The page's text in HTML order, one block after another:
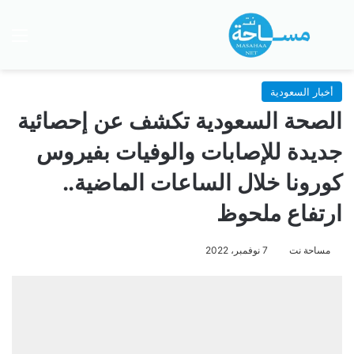
بحث عن
أخبار السعودية
الصحة السعودية تكشف عن إحصائية
جديدة للإصابات والوفيات بفيروس
كورونا خلال الساعات الماضية..
ارتفاع ملحوظ
مساحة نت 7 نوفمبر، 2022